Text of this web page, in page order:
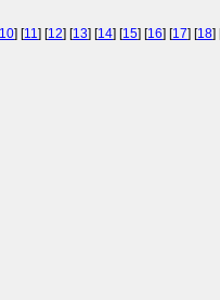
10] [11] [12] [13] [14] [15] [16] [17] [18]